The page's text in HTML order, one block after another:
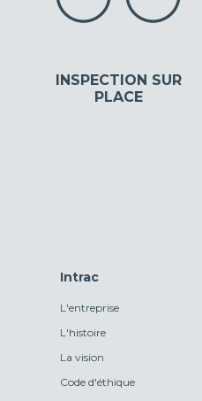
INSPECTION SUR
PLACE
Intrac
L'entreprise
L'histoire
La vision
Code d'éthique